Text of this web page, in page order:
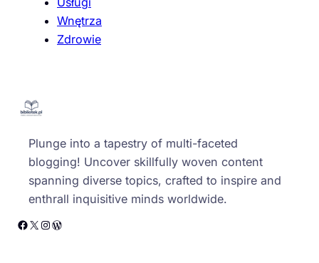
Wnętrza
Zdrowie
Plunge into a tapestry of multi-faceted
blogging! Uncover skillfully woven content
spanning diverse topics, crafted to inspire and
enthrall inquisitive minds worldwide.
Facebook X Instagram WordPress